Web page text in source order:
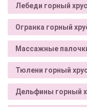
Лебеди горный
Огранка горный
Массажные
Тюлени горный
Дельфины горный